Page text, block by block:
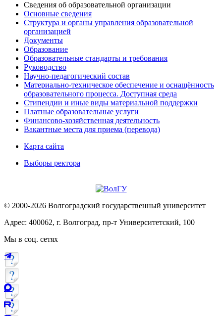
Сведения об образовательной организации
Основные сведения
Структура и органы управления образовательной
организацией
Документы
Образование
Образовательные стандарты и требования
Руководство
Научно-педагогический состав
Материально-техническое обеспечение и оснащённость
образовательного процесса. Доступная среда
Стипендии и иные виды материальной поддержки
Платные образовательные услуги
Финансово-хозяйственная деятельность
Вакантные места для приема (перевода)
Карта сайта
Выборы ректора
© 2000-2026 Волгоградский государственный университет
Адрес: 400062, г. Волгоград, пр-т Университетский, 100
Мы в соц. сетях